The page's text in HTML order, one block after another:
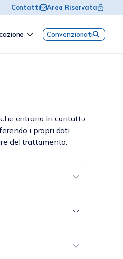
Contatti Area Riservata
Convenzionati
che entrano in contatto
i propri dati
del trattamento.